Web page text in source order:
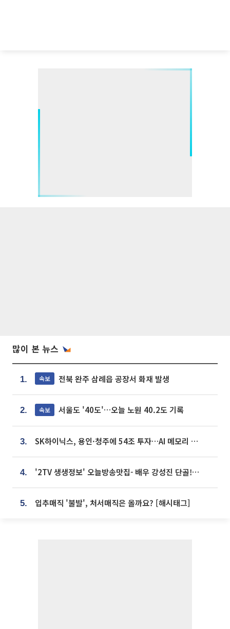
많이 본 뉴스
1. 속보 전북 완주 삼례읍 공장서 화재 발생
2. 속보 서울도 '40도'…오늘 노원 40.2도 기록
3. SK하이닉스, 용인·청주에 54조 투자…AI 메모리 생산기지 키운다
4. '2TV 생생정보' 오늘방송맛집- 배우 강성진 단골! 쌀국수ㆍ푸팟퐁 커리 맛집 '블○○○'
5. 입추매직 '불발', 처서매직은 올까요? [해시태그]